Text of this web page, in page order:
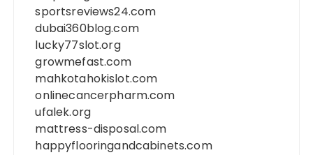
sportsreviews24.com
dubai360blog.com
lucky77slot.org
growmefast.com
mahkotahokislot.com
onlinecancerpharm.com
ufalek.org
mattress-disposal.com
happyflooringandcabinets.com